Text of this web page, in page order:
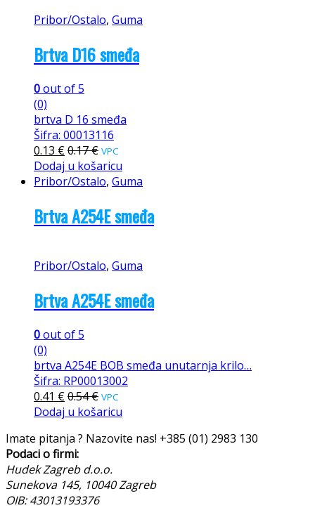
Pribor/Ostalo, Guma
Brtva D16 smeđa
0out of 5
(0)
brtva D 16 smeđa
Šifra: 00013116
0.13 €0.17€ VPC
Dodaj u košaricu
Pribor/Ostalo, Guma
Brtva A254E smeđa
Pribor/Ostalo, Guma
Brtva A254E smeđa
0out of 5
(0)
brtva A254E BOB smeđa unutarnja krilo…
Šifra: RP00013002
0.41 €0.54€ VPC
Dodaj u košaricu
Imate pitanja ? Nazovite nas! +385 (01) 2983 130
Podaci o firmi:
Hudek Zagreb d.o.o.
Sunekova 145, 10040 Zagreb
OIB: 43013193376